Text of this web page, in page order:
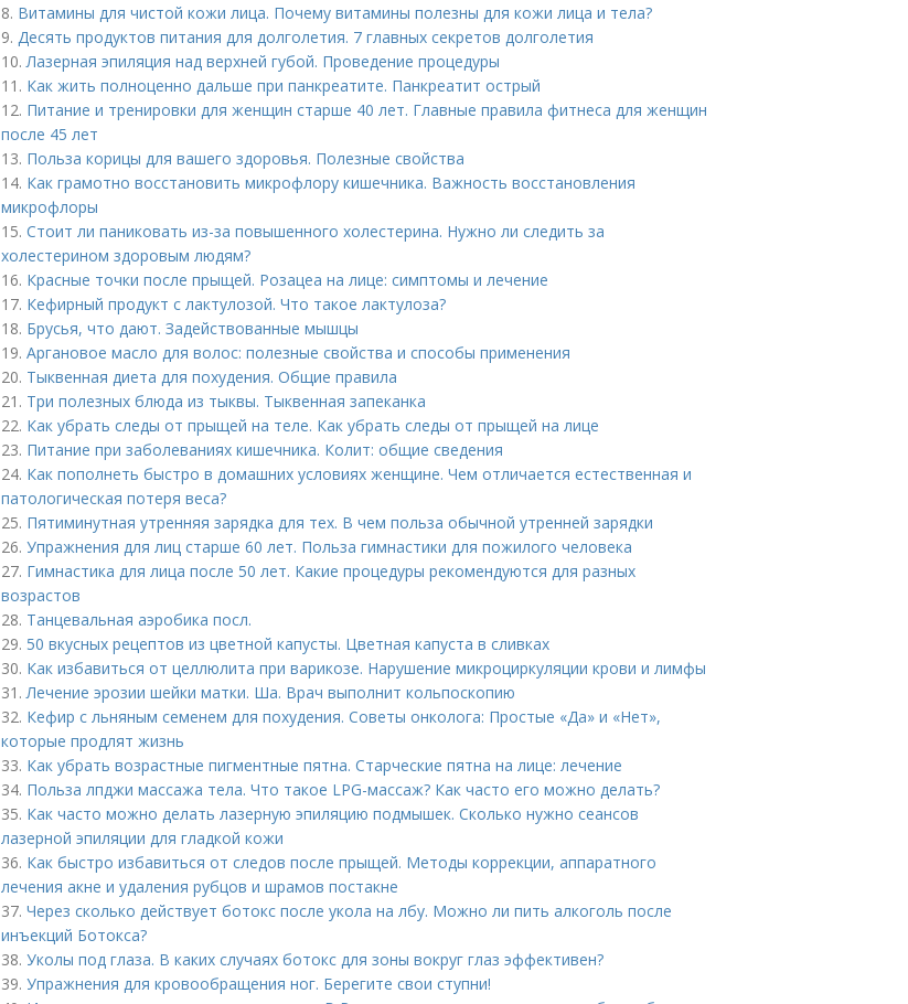
8. Витамины для чистой кожи лица. Почему витамины полезны для кожи лица и тела?
9. Десять продуктов питания для долголетия. 7 главных секретов долголетия
10.Лазерная эпиляция над верхней губой. Проведение процедуры
11. Как жить полноценно дальше при панкреатите. Панкреатит острый
12. Питание и тренировки для женщин старше 40 лет. Главные правила фитнеса для женщин
после 45 лет
13. Польза корицы для вашего здоровья. Полезные свойства
14. Как грамотно восстановить микрофлору кишечника. Важность восстановления
микрофлоры
15. Стоит ли паниковать из-за повышенного холестерина. Нужно ли следить за
холестерином здоровым людям?
16. Красные точки после прыщей. Розацеа на лице: симптомы и лечение
17. Кефирный продукт с лактулозой. Что такое лактулоза?
18. Брусья, что дают. Задействованные мышцы
19. Аргановое масло для волос: полезные свойства и способы применения
20. Тыквенная диета для похудения. Общие правила
21. Три полезных блюда из тыквы. Тыквенная запеканка
22. Как убрать следы от прыщей на теле. Как убрать следы от прыщей на лице
23. Питание при заболеваниях кишечника. Колит: общие сведения
24. Как пополнеть быстро в домашних условиях женщине. Чем отличается естественная и
патологическая потеря веса?
25. Пятиминутная утренняя зарядка для тех. В чем польза обычной утренней зарядки
26. Упражнения для лиц старше 60 лет. Польза гимнастики для пожилого человека
27. Гимнастика для лица после 50 лет. Какие процедуры рекомендуются для разных
возрастов
28. Танцевальная аэробика посл.
29. 50 вкусных рецептов из цветной капусты. Цветная капуста в сливках
30. Как избавиться от целлюлита при варикозе. Нарушение микроциркуляции крови и лимфы
31.Лечение эрозии шейки матки. Ша. Врач выполнит кольпоскопию
32. Кефир с льняным семенем для похудения. Советы онколога: Простые «Да» и «Нет»,
которые продлят жизнь
33. Как убрать возрастные пигментные пятна. Старческие пятна на лице: лечение
34. Польза лпджи массажа тела. Что такое LPG-массаж? Как часто его можно делать?
35. Как часто можно делать лазерную эпиляцию подмышек. Сколько нужно сеансов
лазерной эпиляции для гладкой кожи
36. Как быстро избавиться от следов после прыщей. Методы коррекции, аппаратного
лечения акне и удаления рубцов и шрамов постакне
37. Через сколько действует ботокс после укола на лбу. Можно ли пить алкоголь после
инъекций Ботокса?
38. Уколы под глаза. В каких случаях ботокс для зоны вокруг глаз эффективен?
39. Упражнения для кровообращения ног. Берегите свои ступни!